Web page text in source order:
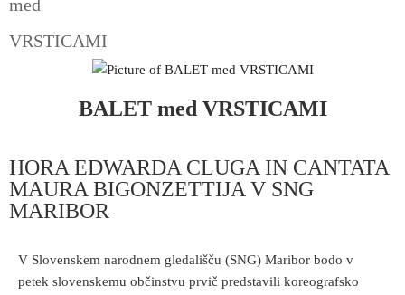
med
VRSTICAMI
BALET med VRSTICAMI
HORA EDWARDA CLUGA IN CANTATA
MAURA BIGONZETTIJA V SNG
MARIBOR
V Slovenskem narodnem gledališču (SNG) Maribor bodo v
petek slovenskemu občinstvu prvič predstavili koreografsko